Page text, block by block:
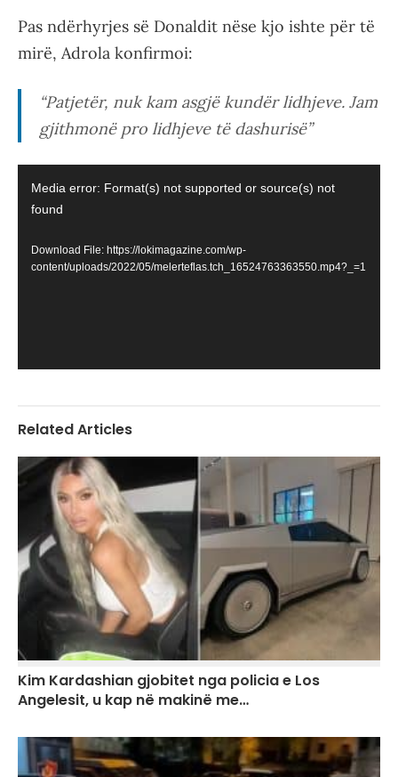
Pas ndërhyrjes së Donaldit nëse kjo ishte për të
mirë, Adrola konfirmoi:
“Patjetër, nuk kam asgjë kundër lidhjeve. Jam
gjithmonë pro lidhjeve të dashurisë”
Player
Media error: Format(s) not supported or source(s) not
found
Download File: https://lokimagazine.com/wp-
content/uploads/2022/05/melerteflas.tch_16524763363550.mp4?_=1
Related Articles
Kim Kardashian gjobitet nga policia e Los
Angelesit, u kap në makinë me…